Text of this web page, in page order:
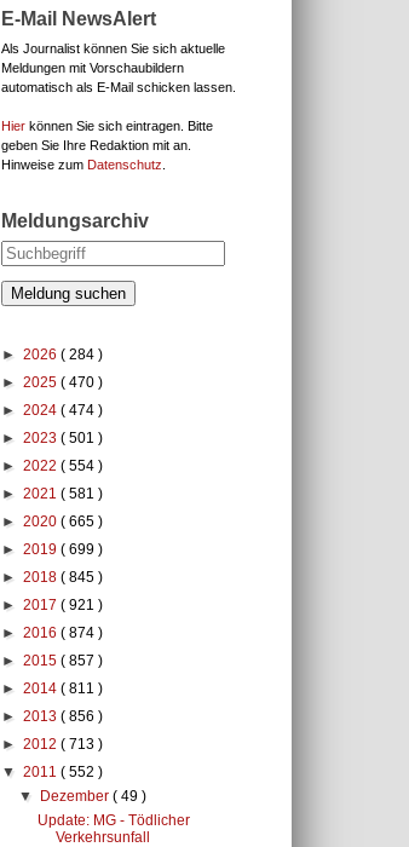
E-Mail NewsAlert
Als Journalist können Sie sich aktuelle
Meldungen mit Vorschaubildern
automatisch als E-Mail schicken lassen.
Hier können Sie sich eintragen. Bitte
geben Sie Ihre Redaktion mit an.
Hinweise zum Datenschutz
Meldungsarchiv
Meldung suchen
► 2026 ( 284 )
► 2025 ( 470 )
► 2024 ( 474 )
► 2023 ( 501 )
► 2022 ( 554 )
► 2021 ( 581 )
► 2020 ( 665 )
► 2019 ( 699 )
► 2018 ( 845 )
► 2017 ( 921 )
► 2016 ( 874 )
► 2015 ( 857 )
► 2014 ( 811 )
► 2013 ( 856 )
► 2012 ( 713 )
▼ 2011 ( 552 )
▼
Dezember( 49 )
Update: MG - Tödlicher
Verkehrsunfall